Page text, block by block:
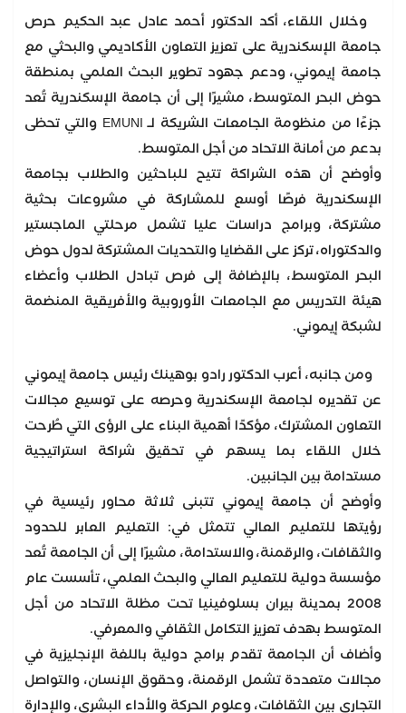
وخلال اللقاء، أكد الدكتور أحمد عادل عبد الحكيم حرص
جامعة الإسكندرية على تعزيز التعاون الأكاديمي والبحثي مع
جامعة إيموني، ودعم جهود تطوير البحث العلمي بمنطقة
حوض البحر المتوسط، مشيرًا إلى أن جامعة الإسكندرية تُعد
جزءًا من منظومة الجامعات الشريكة لـ EMUNI والتي تحظى
بدعم من أمانة الاتحاد من أجل المتوسط.
وأوضح أن هذه الشراكة تتيح للباحثين والطلاب بجامعة
الإسكندرية فرصًا أوسع للمشاركة في مشروعات بحثية
مشتركة، وبرامج دراسات عليا تشمل مرحلتي الماجستير
والدكتوراه، تركز على القضايا والتحديات المشتركة لدول حوض
البحر المتوسط، بالإضافة إلى فرص تبادل الطلاب وأعضاء
هيئة التدريس مع الجامعات الأوروبية والأفريقية المنضمة
لشبكة إيموني.
ومن جانبه، أعرب الدكتور رادو بوهينك رئيس جامعة إيموني
عن تقديره لجامعة الإسكندرية وحرصه على توسيع مجالات
التعاون المشترك، مؤكدًا أهمية البناء على الرؤى التي طُرحت
خلال اللقاء بما يسهم في تحقيق شراكة استراتيجية
مستدامة بين الجانبين.
وأوضح أن جامعة إيموني تتبنى ثلاثة محاور رئيسية في
رؤيتها للتعليم العالي تتمثل في: التعليم العابر للحدود
والثقافات، والرقمنة، والاستدامة، مشيرًا إلى أن الجامعة تُعد
مؤسسة دولية للتعليم العالي والبحث العلمي، تأسست عام
2008 بمدينة بيران بسلوفينيا تحت مظلة الاتحاد من أجل
المتوسط بهدف تعزيز التكامل الثقافي والمعرفي.
وأضاف أن الجامعة تقدم برامج دولية باللغة الإنجليزية في
مجالات متعددة تشمل الرقمنة، وحقوق الإنسان، والتواصل
التجاري بين الثقافات، وعلوم الحركة والأداء البشري، والإدارة